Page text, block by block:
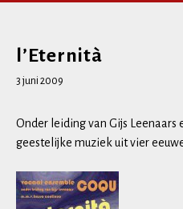
l’Eternità
3 juni 2009
Onder leiding van Gijs
geestelijke muziek uit vier